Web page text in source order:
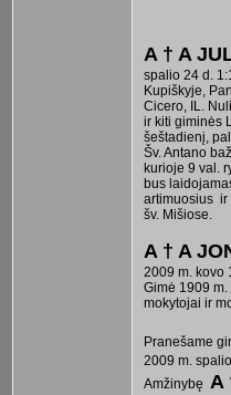
A † A
spalio 24 d.
Kupiškyje,
Cicero, IL.
ir kiti giminės
šeštadienį,
Šv. Antano
kurioje 9 val.
bus
artimuosius ir
šv. Mišiose.
A † A
2009 m. kovo
Gimė 1909
mokytojai ir
Pranešame
2009 m.
Amžinybę A